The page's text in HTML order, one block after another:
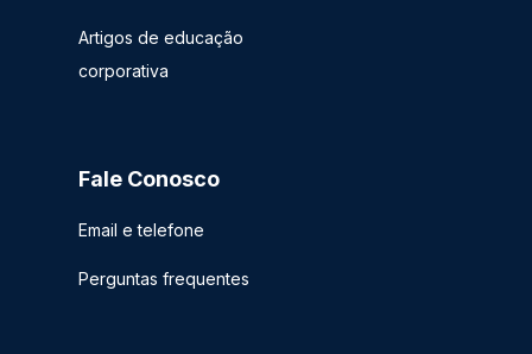
Artigos de educação
corporativa
Fale Conosco
Email e telefone
Perguntas frequentes